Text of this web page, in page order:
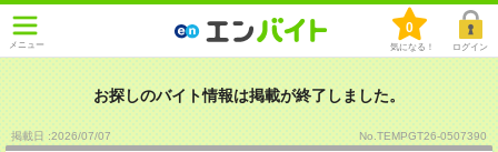
メニュー
0
気になる！ ログイン
お探しのバイト情報は掲載が終了しました。
掲載日 :2026/07/07 No.TEMPGT26-0507390